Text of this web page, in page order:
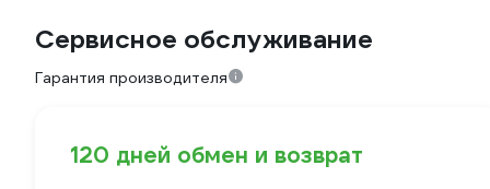
Сервисное обслуживание
Гарантия производителя
120 дней обмен и возврат